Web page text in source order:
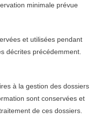
minimale prévue
et utilisées pendant
décrites précédemment.
à la gestion des dossiers
sont conservées et
de ces dossiers.